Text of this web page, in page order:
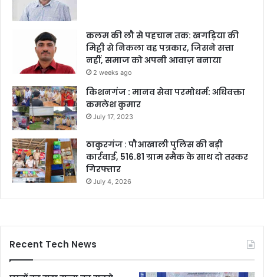
कलम की लौ से पहचान तक: खगड़िया की
मिट्टी से निकला वह पत्रकार, जिसने सत्ता
नहीं, समाज को अपनी आवाज़ बनाया
2 weeks ago
किशनगंज : मानव सेवा परमोधर्म: अधिवक्ता
कमलेश कुमार
July 17, 2023
ठाकुरगंज : पौआखाली पुलिस की बड़ी
कार्रवाई, 516.81 ग्राम स्मैक के साथ दो तस्कर
गिरफ्तार
July 4, 2026
Recent Tech News